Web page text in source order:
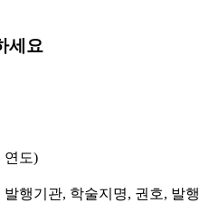
세요
연도)
행기관, 학술지명, 권호, 발행